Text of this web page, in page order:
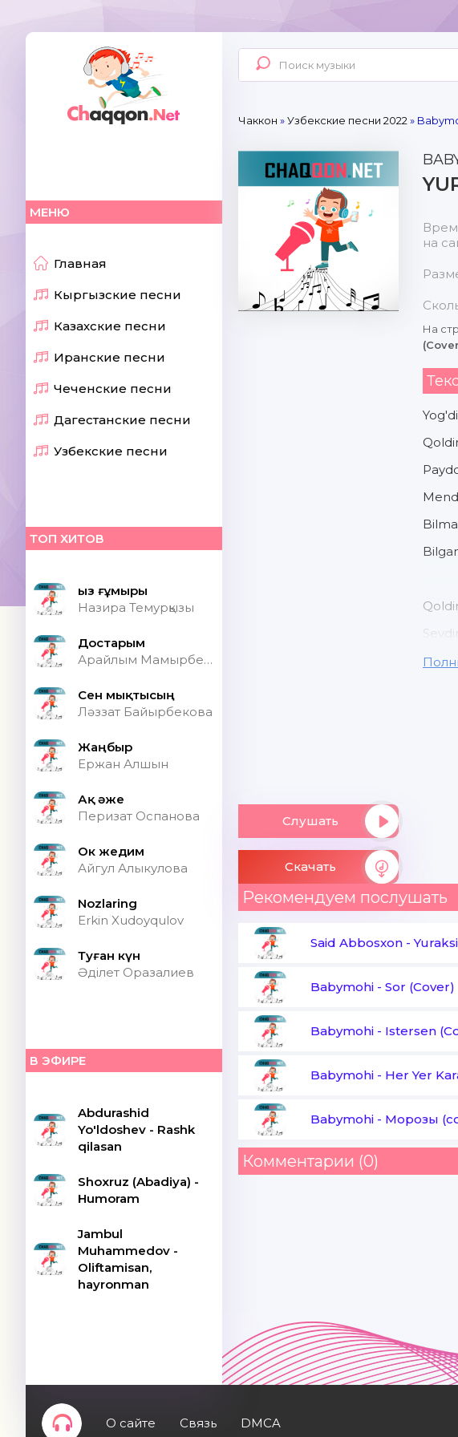
МЕНЮ
Главная
Кыргызские песни
Казахские песни
Иранские песни
Чеченские песни
Дагестанские песни
Узбекские песни
ТОП ХИТОВ
Қыз ғұмыры
Назира Темурқызы
Достарым
Арайлым Мамырбекқызы
Сен мықтысың
Ләззат Байырбекова
Жаңбыр
Ержан Алшын
Ақ әже
Перизат Оспанова
Ок жедим
Айгул Алыкулова
Nozlaring
Erkin Xudoyqulov
Туған күн
Әділет Оразалиев
В ЭФИРЕ
Abdurashid
Yo'ldoshev - Rashk
qilasan
Shoxruz (Abadiya) -
Humoram
Jambul
Muhammedov -
Oliftamisan,
hayronman
Чаккон »Узбекские песни 2022 »
Слушать
Скачать
на
На
Рекомендуем послушать
Said Abbosxon -
Babymohi - Sor (Cover)
Babymohi - Istersen
Babymohi - Her Yer
Babymohi - Морозы
Комментарии (0)
О сайте Связь DMCA